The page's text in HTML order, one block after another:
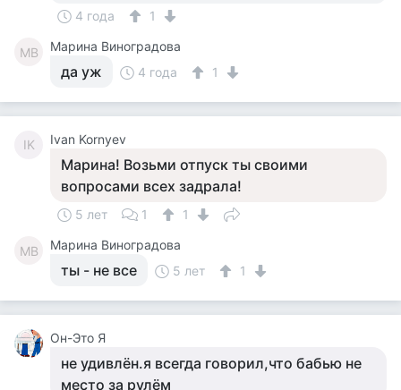
4 года 1
МВ Марина Виноградова
да уж 4 года 1
IK Ivan Kornyev
Марина! Возьми отпуск ты своими
вопросами всех задрала!
5 лет 1 1
МВ Марина Виноградова
ты - не все 5 лет 1
Он-Это Я
не удивлён.я всегда говорил,что бабью не
место за рулём